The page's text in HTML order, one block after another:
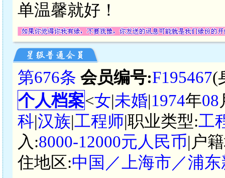
单温馨就好！
第676条 会员编号:F195467(
个人档案<女|未婚|1974年08
科|汉族|工程师|职业类型:工
入:8000-12000元人民币|户
住地区:中国／上海市／浦